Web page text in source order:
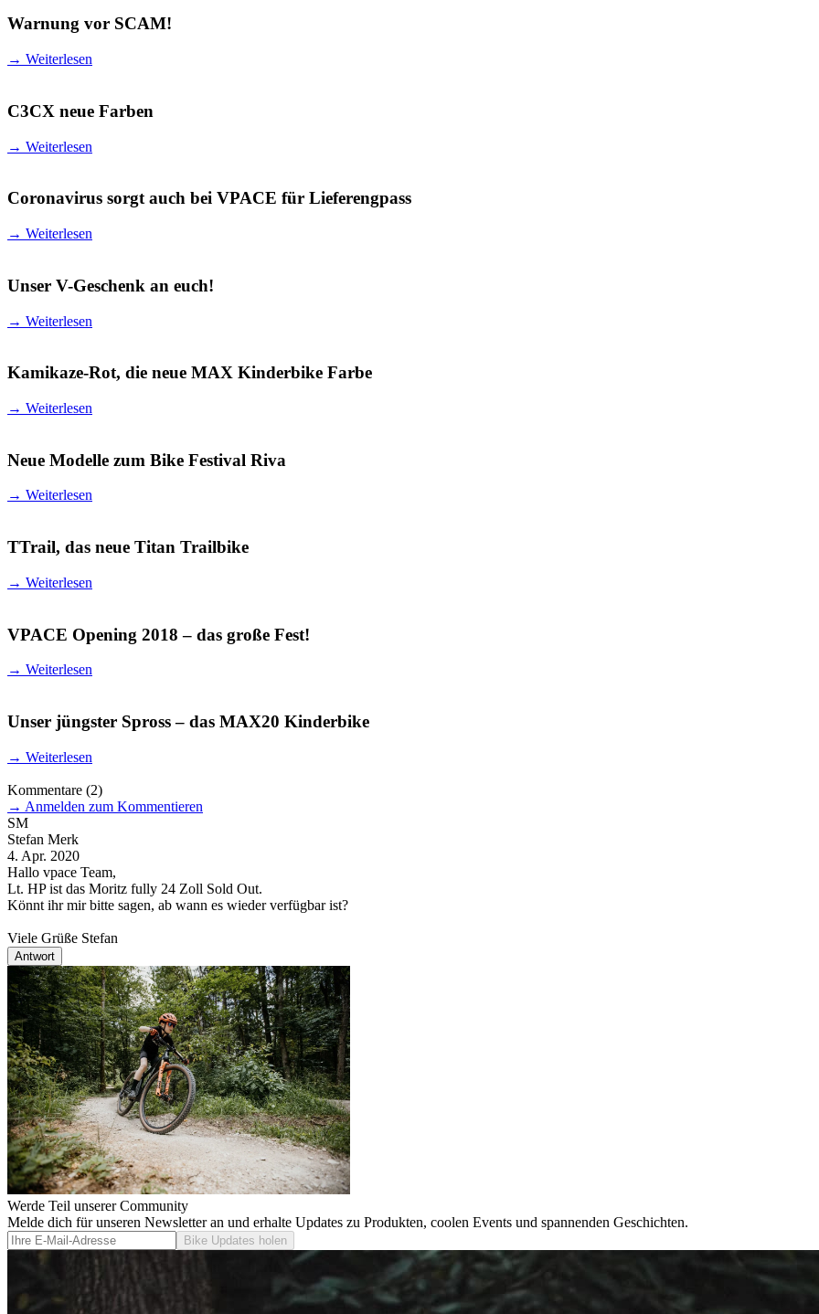
Warnung vor SCAM!
→ Weiterlesen
C3CX neue Farben
→ Weiterlesen
Coronavirus sorgt auch bei VPACE für Lieferengpass
→ Weiterlesen
Unser V-Geschenk an euch!
→ Weiterlesen
Kamikaze-Rot, die neue MAX Kinderbike Farbe
→ Weiterlesen
Neue Modelle zum Bike Festival Riva
→ Weiterlesen
TTrail, das neue Titan Trailbike
→ Weiterlesen
VPACE Opening 2018 – das große Fest!
→ Weiterlesen
Unser jüngster Spross – das MAX20 Kinderbike
→ Weiterlesen
Kommentare (2)
→ Anmelden zum Kommentieren
SM
Stefan Merk
4. Apr. 2020
Hallo vpace Team,
Lt. HP ist das Moritz fully 24 Zoll Sold Out.
Könnt ihr mir bitte sagen, ab wann es wieder verfügbar ist?
Viele Grüße Stefan
Antwort
Werde Teil unserer Community
Melde dich für unseren Newsletter an und erhalte Updates zu Produkten, coolen Events und spannenden Geschichten.
Bike Updates holen